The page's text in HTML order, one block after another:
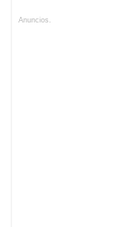
Anuncios.